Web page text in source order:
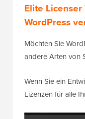
Elite Licenser
WordPress
Möchten Sie
andere Arten von
Wenn Sie ein
Lizenzen für alle